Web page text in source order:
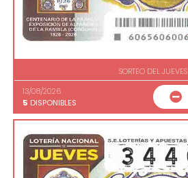
SORTEO DEL JUEVES
13/08/2026
5 DISPONIBLES